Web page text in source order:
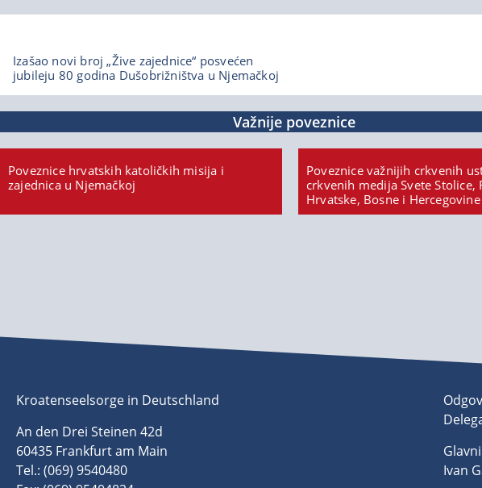
Izašao novi broj „Žive zajednice“ posvećen
jubileju 80 godina Dušobrižništva u Njemačkoj
Važnije poveznice
Poveznice hrvatskih katoličkih misija i
zajednica u Njemačkoj
Poveznice važnijih crkvenih
crkvenih medija Svete Stolice,
Hrvatske, Bosne i
Kroatenseelsorge in Deutschland
An den Drei Steinen 42d
60435 Frankfurt am Main
Tel.: (069) 9540480
Ivan